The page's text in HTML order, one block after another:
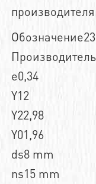
e0,34
Y12
Y22,98
Y01,96
ds8 mm
ns15 mm